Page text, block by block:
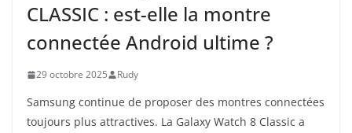
CLASSIC : est-elle la montre
connectée Android ultime ?
29 octobre 2025 Rudy
Samsung continue de proposer des montres connectées
toujours plus attractives. La Galaxy Watch 8 Classic a